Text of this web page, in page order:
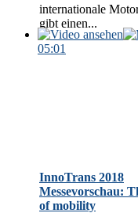
internationale
gibt einen...
05:01
InnoTrans 2018
Messevorschau:
of mobility